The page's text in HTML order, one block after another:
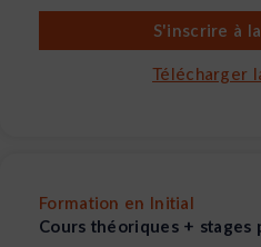
S'inscrire à
Télécharger
Formation en Initial
Cours théoriques + stages